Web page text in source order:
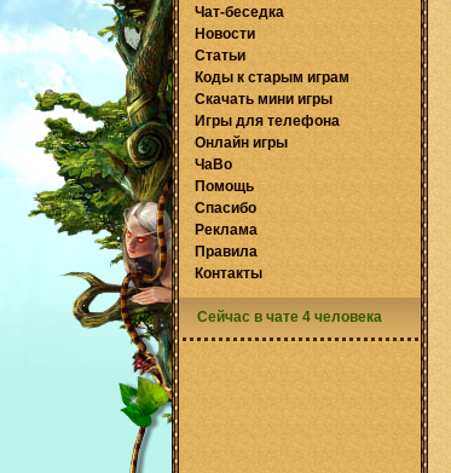
Чат-беседка
Новости
Статьи
Коды к старым играм
Скачать мини игры
Игры для телефона
Онлайн игры
ЧаВо
Помощь
Спасибо
Реклама
Правила
Контакты
Сейчас в чате 4 человека